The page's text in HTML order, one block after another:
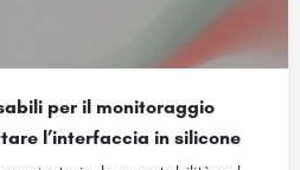
per il monitoraggio
l’interfaccia in silicone